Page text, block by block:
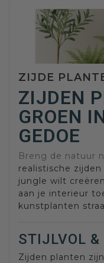
ZIJDE
ZIJDEN
GROEN
GEDOE
Breng de natuur
realistische
jungle wilt
aan je interieur
kunstplanten
STIJLVOL &
Zijden planten